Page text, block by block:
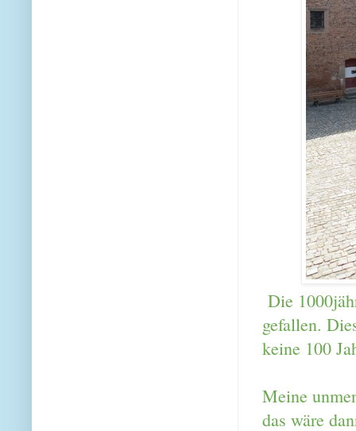
Die
gefallen.
keine 100
Meine
das wäre